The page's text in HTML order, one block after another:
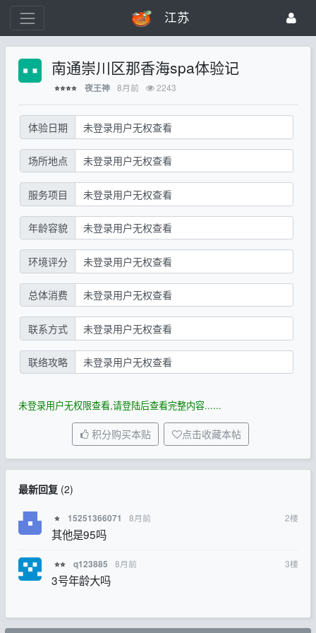
江苏
南通崇川区那香海spa体验记
⭐⭐⭐⭐ 夜王神 8月前 2243
体验日期 未登录用户无权查看
场所地点 未登录用户无权查看
服务项目 未登录用户无权查看
年龄容貌 未登录用户无权查看
环境评分 未登录用户无权查看
总体消费 未登录用户无权查看
联系方式 未登录用户无权查看
联络攻略 未登录用户无权查看
未登录用户无权限查看,请登陆后查看完整内容......
积分购买本贴 点击收藏本帖
最新回复(2)
⭐ 15251366071 8月前 2楼
其他是95吗
⭐⭐ q123885 8月前 3楼
3号年龄大吗